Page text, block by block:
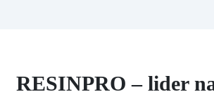
RESINPRO – lider